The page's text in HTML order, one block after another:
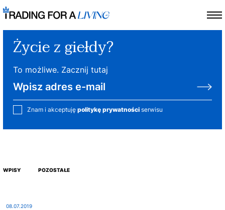
Życie z giełdy?
To możliwe. Zacznij tutaj
Znam i akceptuję politykę prywatności serwisu
WPISY POZOSTAŁE
08.07.2019